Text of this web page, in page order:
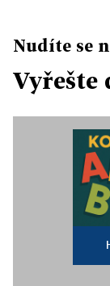
Nudíte se
Vyřešte